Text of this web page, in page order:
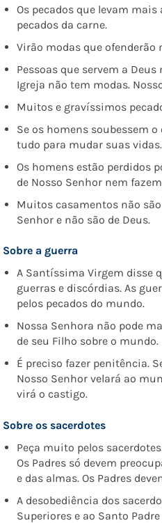
Os pecados que levam
pecados da carne.
Virão modas que ofenderão
Pessoas que servem a
Igreja não tem modas.
Muitos e gravíssimos
Se os homens soubessem
tudo para mudar suas vidas.
Os homens estão perdidos
de Nosso Senhor nem
Muitos casamentos não
Senhor e não são de Deus.
Sobre a guerra
A Santíssima Virgem disse
guerras e discórdias. As
pelos pecados do mundo.
Nossa Senhora não pode
de seu Filho sobre o mundo.
É preciso fazer penitência.
Nosso Senhor velará ao
virá o castigo.
Sobre os sacerdotes
Peça muito pelos
Os Padres só devem
e das almas. Os Padres
A desobediência dos
Superiores e ao Santo